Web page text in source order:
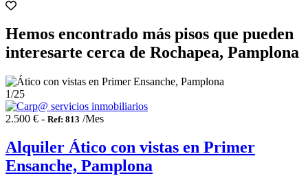
Hemos encontrado más pisos que pueden
interesarte cerca de Rochapea, Pamplona
1/25
2.500 € - Ref: 813 /Mes
Alquiler Ático con vistas en Primer
Ensanche, Pamplona